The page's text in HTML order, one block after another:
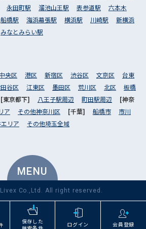
保存した
検索条件
ログイン 会員登録
MENU
永田町駅 溜池山王駅 表参道駅
六本木
船橋駅 海浜幕張駅 横浜駅 川崎駅
新横浜
みなとみらい駅
中央区 港区 新宿区 渋谷区 文京区
台東
谷区 江東区 墨田区 荒川区 北区
板橋
[東京都下] 八王子駅周辺 町田駅周辺
[神奈
ア その他神奈川区 [千葉] 船橋市
市川
リア その他埼玉全域
Co.,Ltd. All right reserved.